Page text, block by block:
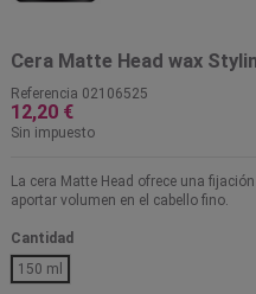
Cera Matte Head wax
Referencia 02106525
12,20 €
Sin impuesto
La cera Matte Head ofrece una
aportar volumen en el cabello fino.
Cantidad
150 ml